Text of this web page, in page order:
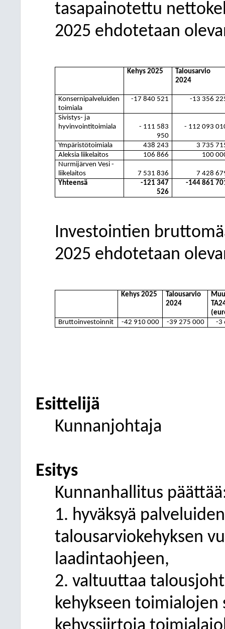
tasapainotettu
2025 ehdotetaan
Kehys 2025
Talousarvio
2024
Konsernipalveluiden
toimiala
-17 840 521 -13 356
Sivistys- ja
hyvinvointitoimiala
- 111 583
950
- 112 093
Ympäristötoimiala 438 243 3 735
Aleksia liikelaitos
106 866
100
Nurmijärven Vesi -
liikelaitos
7 531 836 7 428
Yhteensä
-121 347
526
-144 861
Investointien
2025 ehdotetaan
Kehys 2025
Talousarvio
2024
Bruttoinvestoinnit
-42 910 000 -39 275 000 -3
Esittelijä
Kunnanjohtaja
Esitys
Kunnanhallitus
1. hyväksyä
talousarviokehyksen
laadintaohjeen,
2. valtuuttaa
kehykseen toimialojen